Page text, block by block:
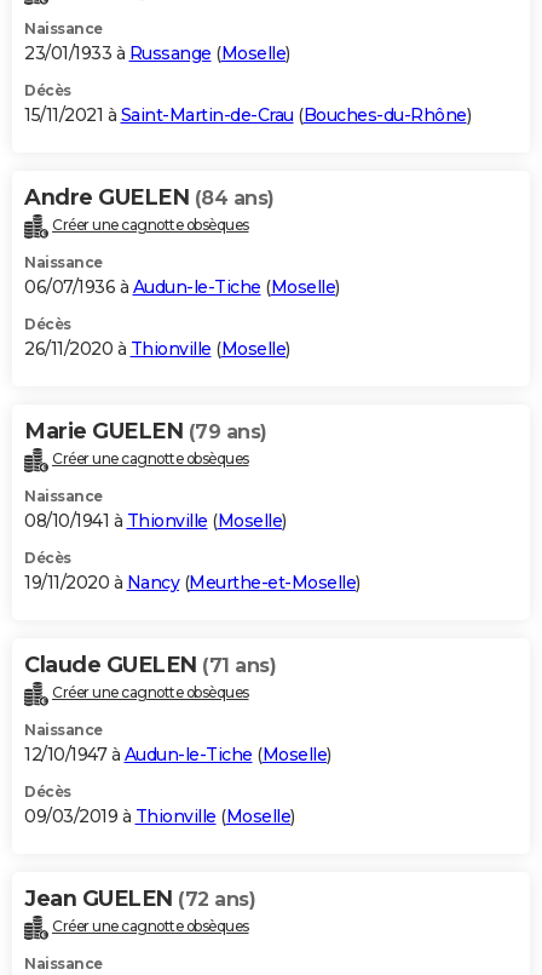
Naissance
23/01/1933 à Russange (Moselle)
Décès
15/11/2021 à Saint-Martin-de-Crau (Bouches-du-Rhône)
Andre GUELEN (84 ans)
Créer une cagnotte obsèques
Naissance
06/07/1936 à Audun-le-Tiche (Moselle)
Décès
26/11/2020 à Thionville (Moselle)
Marie GUELEN (79 ans)
Créer une cagnotte obsèques
Naissance
08/10/1941 à Thionville (Moselle)
Décès
19/11/2020 à Nancy(Meurthe-et-Moselle)
Claude GUELEN (71 ans)
Créer une cagnotte obsèques
Naissance
12/10/1947 à Audun-le-Tiche (Moselle)
Décès
09/03/2019 à Thionville (Moselle)
Jean GUELEN (72 ans)
Créer une cagnotte obsèques
Naissance